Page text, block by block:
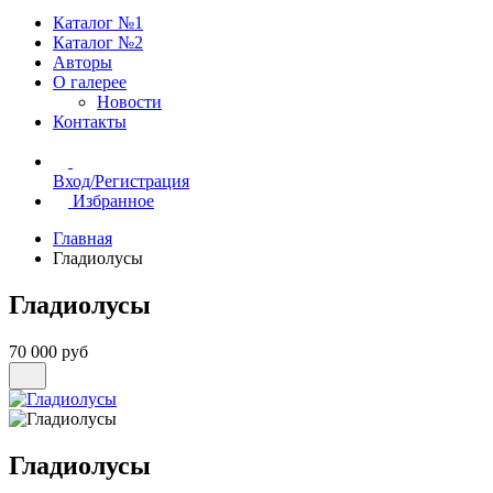
Каталог №1
Каталог №2
Авторы
О галерее
Новости
Контакты
Вход/Регистрация
Избранное
Главная
Гладиолусы
Гладиолусы
70 000 руб
Гладиолусы